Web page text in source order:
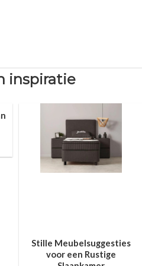
inspiratie
Stille Meubelsuggesties
voor een Rustige